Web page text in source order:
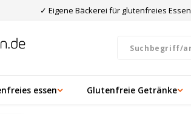
✓ Eigene Bäckerei für glutenfreies Essen
essen Glutenfreie Getränke